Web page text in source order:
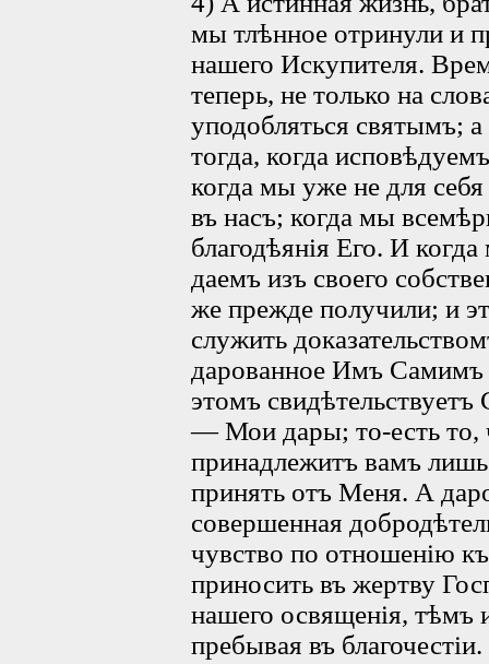
мы тлѣнное отринули и
нашего Искупителя.
теперь, не только на
уподобляться святымъ;
тогда, когда
когда мы уже не для
въ насъ; когда мы
благодѣянія Его. И
даемъ изъ своего
же прежде получили; и
служить
дарованное Имъ Самимъ
этомъ
— Мои дары; то-есть то,
принадлежитъ вамъ
принять отъ Меня. А
совершенная
чувство по отношенію
приносить въ жертву
нашего освященія,
пребывая въ